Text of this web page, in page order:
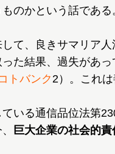
のかという話である
て、良きサマリア
た結果、過失があ
トバンク2）。これは
いる通信品位法第
巨大企業の社会的責